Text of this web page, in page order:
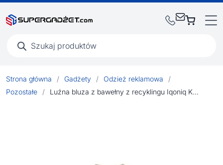
produktów
Strona główna / Gadżety / Odzież reklamowa
/
Pozostałe
/ Luźna bluza z bawełny z recyklingu Iqoniq Kruger